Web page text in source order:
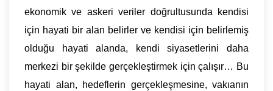
ekonomik ve askeri veriler doğrultusunda kendisi
için hayati bir alan belirler ve kendisi için belirlemiş
olduğu hayati alanda, kendi siyasetlerini daha
merkezi bir şekilde gerçekleştirmek için çalışır… Bu
hayati alan, hedeflerin gerçekleşmesine, vakıanın